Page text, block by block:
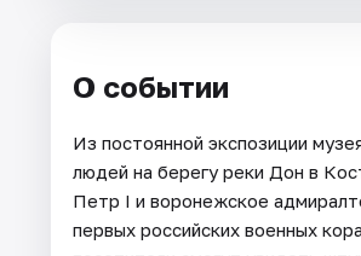
О событии
Из постоянной экспозиции
людей на берегу реки Дон в
Петр I и воронежское
первых российских военных